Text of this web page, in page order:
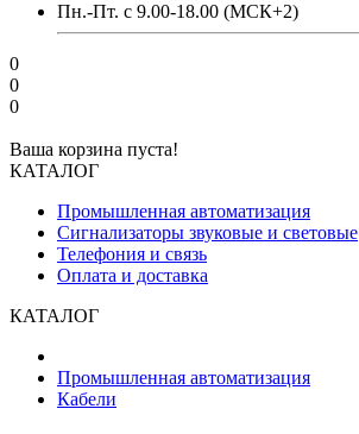
Пн.-Пт. с 9.00-18.00 (МСК+2)
0
0
0
Ваша корзина пуста!
КАТАЛОГ
Промышленная автоматизация
Сигнализаторы звуковые и световые
Телефония и связь
Оплата и доставка
КАТАЛОГ
Промышленная автоматизация
Кабели